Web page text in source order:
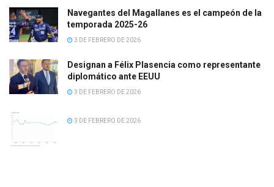
Navegantes del Magallanes es el campeón de la
temporada 2025-26
3 DE FEBRERO DE 2026
Designan a Félix Plasencia como representante
diplomático ante EEUU
3 DE FEBRERO DE 2026
3 DE FEBRERO DE 2026